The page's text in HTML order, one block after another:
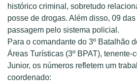
histórico criminal, sobretudo
posse de drogas. Além disso, 09
passagem pelo sistema policial.
Para o comandante do 3º Batalhão
Áreas Turísticas (3º BPAT),
Junior, os números refletem um
coordenado: